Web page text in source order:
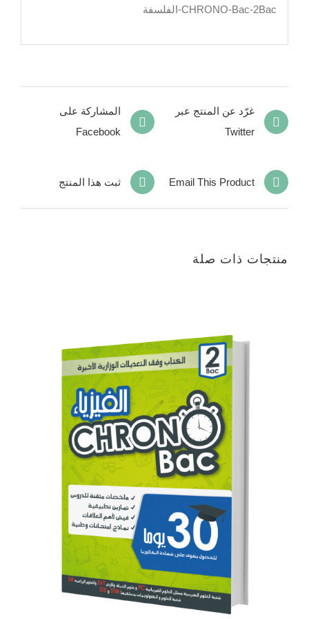
CHRONO-Bac-2Bac-الفلسفة
المشاركة على
Facebook
غرّد عن المنتج عبر
Twitter
ثبت هذا المنتج Email This Product
منتجات ذات صلة